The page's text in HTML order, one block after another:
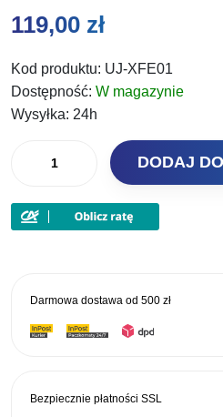
119,00 zł
Kod produktu: UJ-XFE01
Dostępność: W magazynie
Wysyłka: 24h
Wędkarska
usztywnianym
dnem
DODAJ
Darmowa dostawa od 500 zł
Bezpiecznie płatności SSL